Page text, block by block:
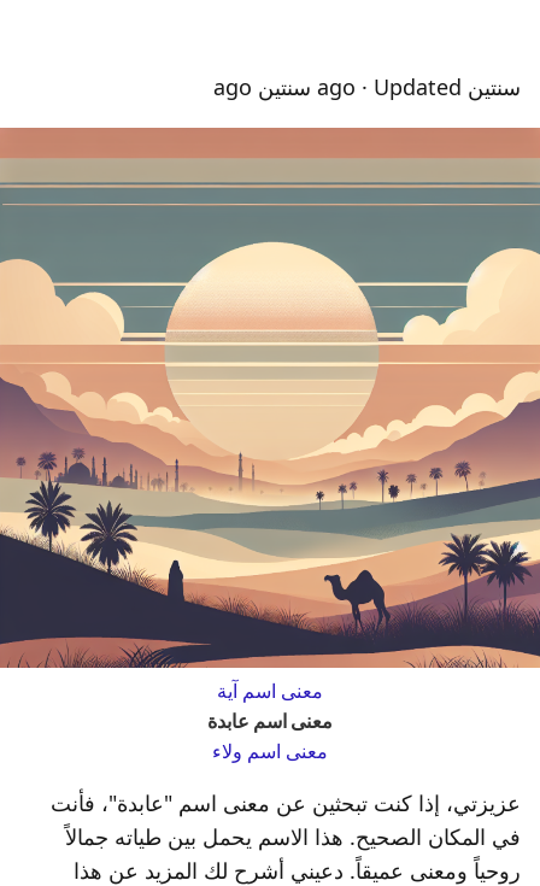
سنتين ago · Updated سنتين ago
معنى اسم آية
معنى اسم عابدة
معنى اسم ولاء
عزيزتي، إذا كنت تبحثين عن معنى اسم "عابدة"، فأنت
في المكان الصحيح. هذا الاسم يحمل بين طياته جمالاً
روحياً ومعنى عميقاً. دعيني أشرح لك المزيد عن هذا